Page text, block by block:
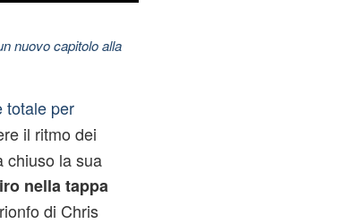
nuovo capitolo alla
totale per
il ritmo dei
chiuso la sua
nella tappa
di Chris